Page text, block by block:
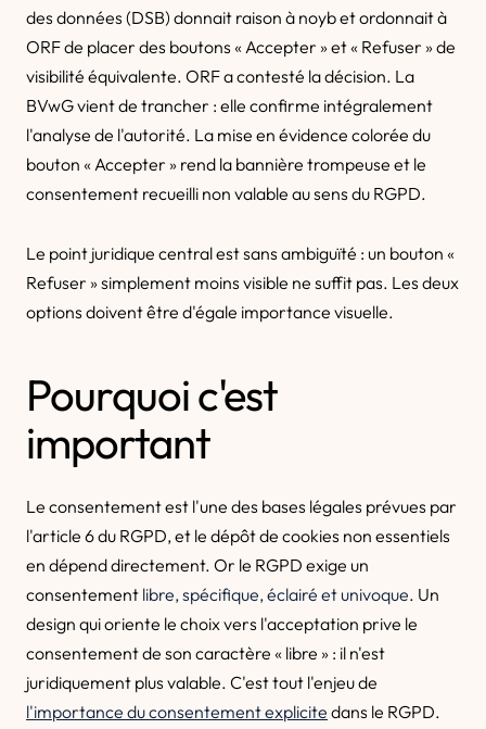
des données (DSB) donnait raison à noyb et ordonnait à
ORF de placer des boutons « Accepter » et « Refuser » de
visibilité équivalente. ORF a contesté la décision. La
BVwG vient de trancher : elle confirme intégralement
l'analyse de l'autorité. La mise en évidence colorée du
bouton « Accepter » rend la bannière trompeuse et le
consentement recueilli non valable au sens du RGPD.
Le point juridique central est sans ambiguïté : un bouton «
Refuser » simplement moins visible ne suffit pas. Les deux
options doivent être d'égale importance visuelle.
Pourquoi c'est
important
Le consentement est l'une des bases légales prévues par
l'article 6 du RGPD, et le dépôt de cookies non essentiels
en dépend directement. Or le RGPD exige un
consentement libre, spécifique, éclairé et univoque. Un
design qui oriente le choix vers l'acceptation prive le
consentement de son caractère « libre » : il n'est
juridiquement plus valable. C'est tout l'enjeu de
l'importance du consentement explicite dans le RGPD.